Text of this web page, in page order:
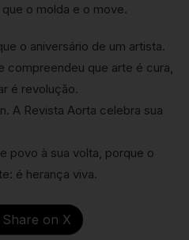
o molda e o move.
o aniversário de um artista.
compreendeu que arte é cura,
é revolução.
A Revista Aorta celebra sua
povo à sua volta, porque o
é herança viva.
Share on X